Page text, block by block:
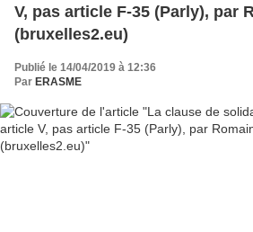
V, pas article F-35 (Parly), par
(bruxelles2.eu)
Publié le 14/04/2019 à 12:36
Par ERASME